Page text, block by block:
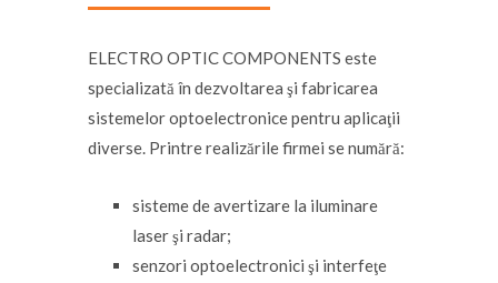
ELECTRO OPTIC COMPONENTS este
specializată în dezvoltarea şi fabricarea
sistemelor optoelectronice pentru aplicaţii
diverse. Printre realizările firmei se numără:
sisteme de avertizare la iluminare
laser şi radar;
senzori optoelectronici şi interfeţe